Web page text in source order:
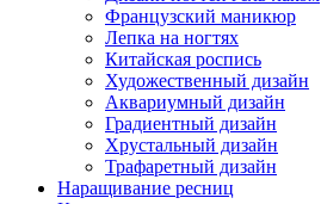
Французский маникюр
Лепка на ногтях
Китайская роспись
Художественный дизайн
Аквариумный дизайн
Градиентный дизайн
Хрустальный дизайн
Трафаретный дизайн
Наращивание ресниц